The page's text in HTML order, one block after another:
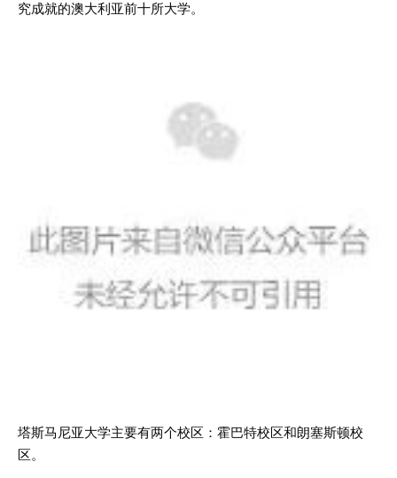
究成就的澳大利亚前十所大学。
塔斯马尼亚大学主要有两个校区：霍巴特校区和朗塞斯顿校
区。